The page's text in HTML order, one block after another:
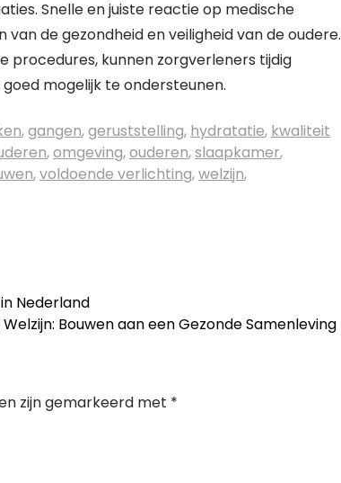
Snelle en juiste reactie op medische
de gezondheid en veiligheid van de oudere.
procedures, kunnen zorgverleners tijdig
mogelijk te ondersteunen.
,gangen,geruststelling, hydratatie, kwaliteit
,omgeving,ouderen,slaapkamer,
,voldoende verlichting,welzijn,
Nederland
Bouwen aan een Gezonde Samenleving
zijn gemarkeerd met *